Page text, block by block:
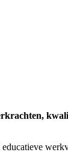
educatieve